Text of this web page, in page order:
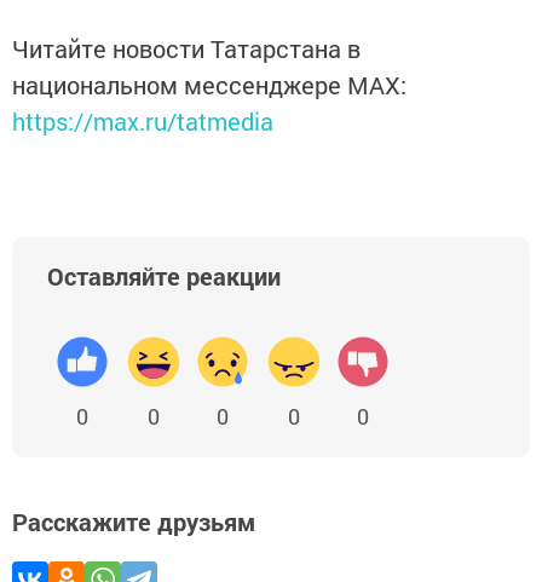
Читайте новости Татарстана в
национальном мессенджере MАХ:
https://max.ru/tatmedia
Оставляйте реакции
0 0 0 0 0
Расскажите друзьям